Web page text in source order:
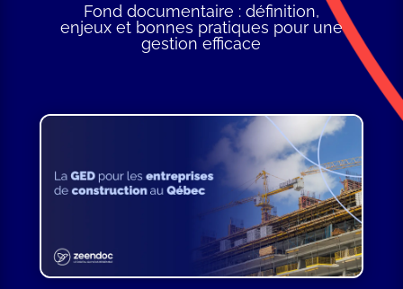
Fond documentaire : définition,
enjeux et bonnes pratiques pour une
gestion efficace